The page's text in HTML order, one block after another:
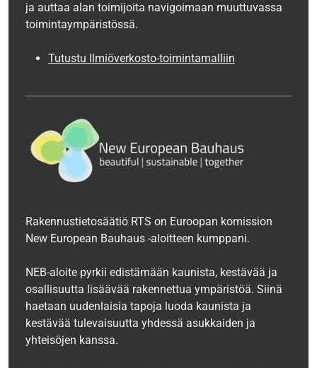
ja auttaa alan toimijoita navigoimaan muuttuvassa
toimintaympäristössä.
Tutustu Ilmiöverkosto-toimintamalliin
Rakennustietosäätiö RTS on Euroopan komission
New European Bauhaus -aloitteen kumppani.
NEB-aloite pyrkii edistämään kaunista, kestävää ja
osallisuutta lisäävää rakennettua ympäristöä. Siinä
haetaan uudenlaisia tapoja luoda kaunista ja
kestävää tulevaisuutta yhdessä asukkaiden ja
yhteisöjen kanssa.